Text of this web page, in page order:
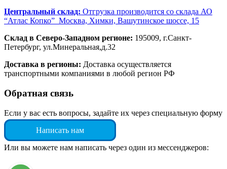
Центральный склад: Отгрузка производится со склада АО
“Атлас Копко” Москва, Химки, Вашутинское шоссе, 15
Склад в Северо-Западном регионе: 195009, г.Санкт-
Петербург, ул.Минеральная,д.32
Доставка в регионы: Доставка осуществляется
транспортными компаниями в любой регион РФ
Обратная связь
Если у вас есть вопросы, задайте их через специальную форму
Написать нам
Или вы можете нам написать через один из мессенджеров: